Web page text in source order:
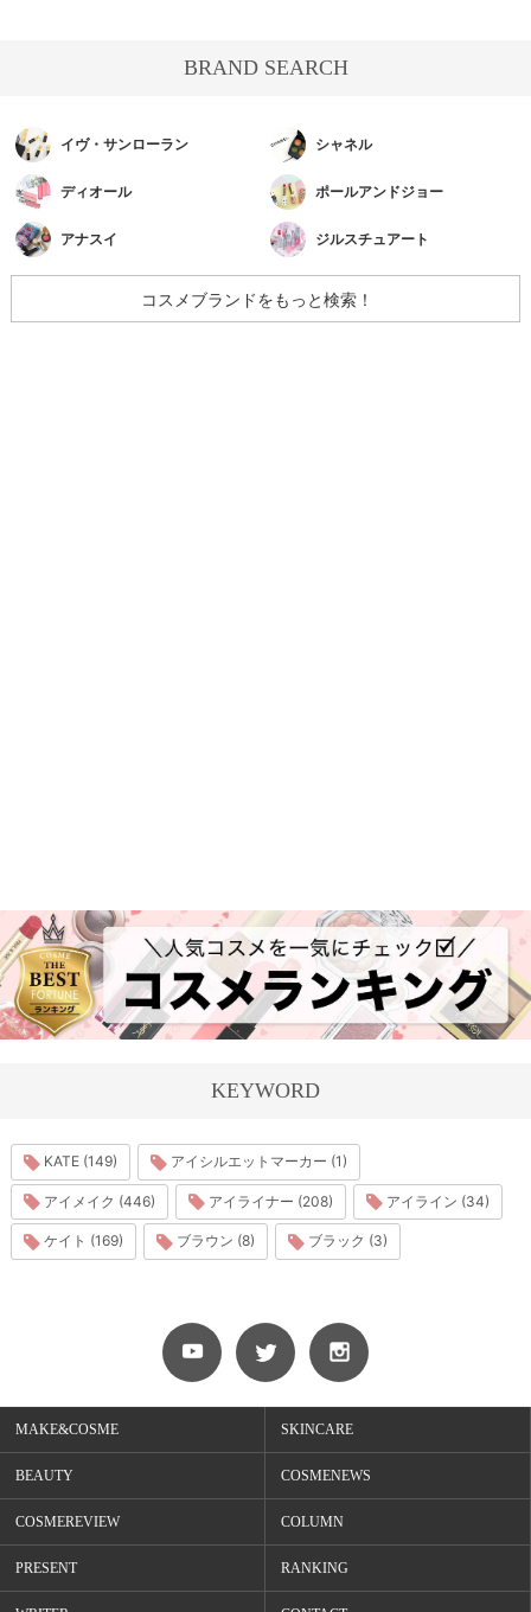
BRAND SEARCH
イヴ・サンローラン シャネル
ディオール ポールアンドジョー
アナスイ ジルスチュアート
コスメブランドをもっと検索！
KEYWORD
KATE (149) アイシルエットマーカー (1)
アイメイク (446) アイライナー (208) アイライン (34)
ケイト (169) ブラウン (8) ブラック (3)
MAKE&COSME SKINCARE
BEAUTY COSMENEWS
COSMEREVIEW COLUMN
PRESENT RANKING